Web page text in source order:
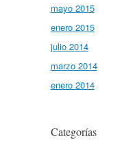
mayo 2015
enero 2015
julio 2014
marzo 2014
enero 2014
Categorías